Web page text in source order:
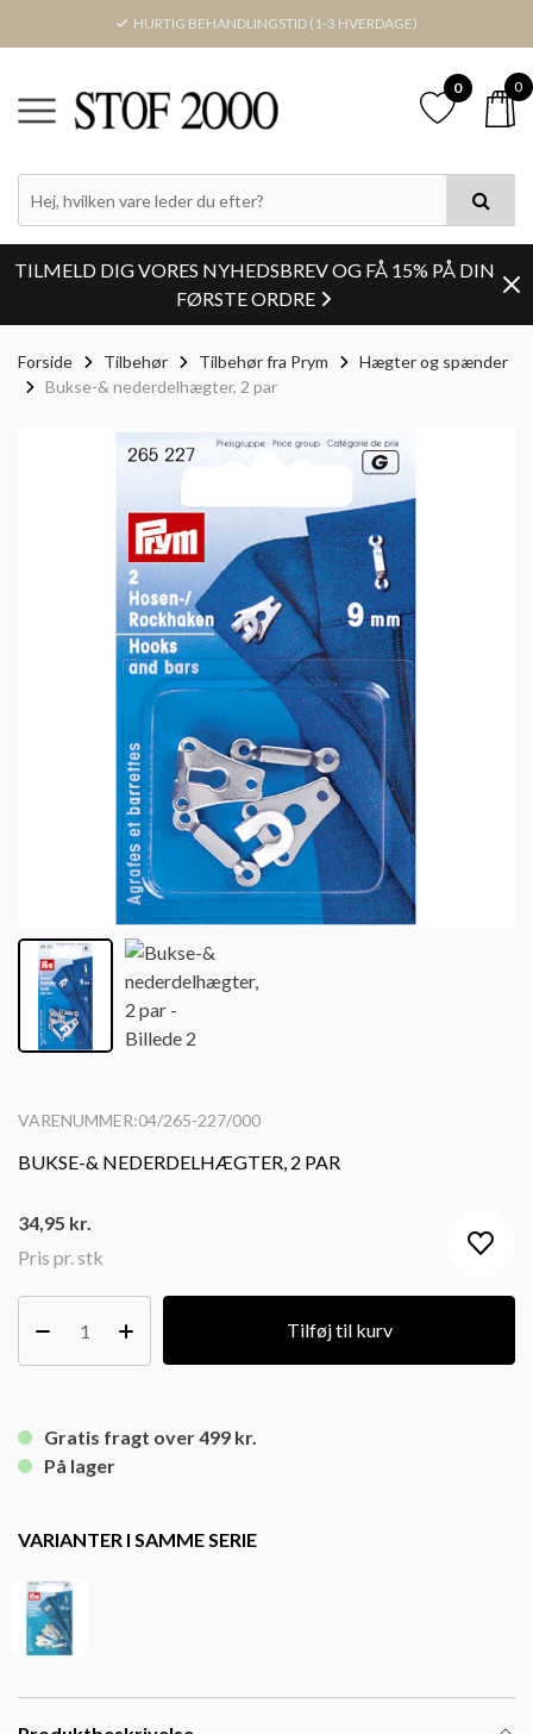
HURTIG BEHANDLINGSTID (1-3 HVERDAGE)
0 0
TILMELD DIG VORES NYHEDSBREV OG FÅ 15% PÅ DIN
FØRSTE ORDRE
Forside Tilbehør Tilbehør fra Prym
Hægter og spænder
Bukse-& nederdelhægter, 2 par
VARENUMMER:04/265-227/000
BUKSE-& NEDERDELHÆGTER, 2 PAR
Pris pr. stk
34,95 kr.
Tilføj til kurv
Gratis fragt over 499 kr.
På lager
VARIANTER I SAMME SERIE